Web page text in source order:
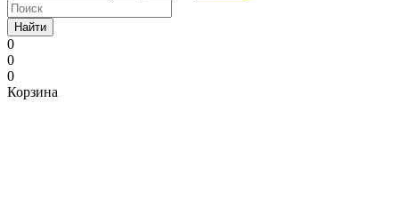
Найти
0
0
0
Корзина